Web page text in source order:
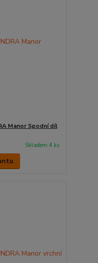
Manor Spodní díl
Skladem 4 ks